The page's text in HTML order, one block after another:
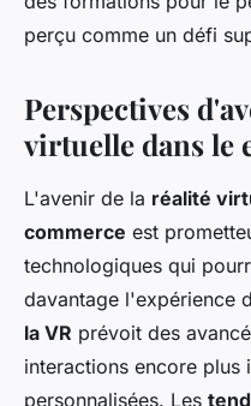
perçu comme un défi
Perspectives
virtuelle dans le
L'avenir de la réalité
commerce est
technologiques qui
davantage l'expérience
la VR prévoit des
interactions encore plus
personnalisées. Les